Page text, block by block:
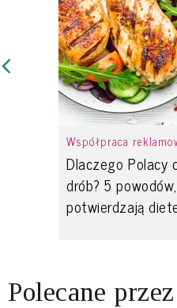
Współpraca
Dlaczego Polacy
drób? 5
potwierdzają
Polecane